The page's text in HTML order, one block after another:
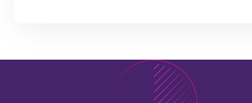
نام در دوره‌ آموزشی عکاسی با شماره